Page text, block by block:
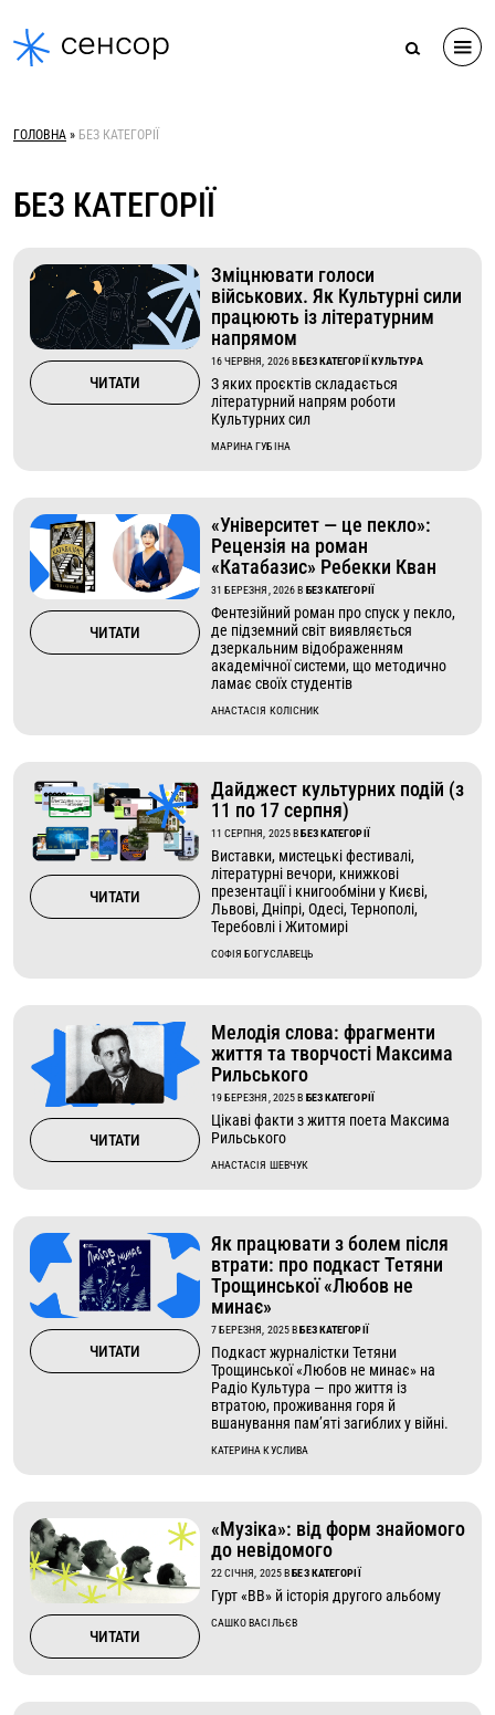
to
content
ГОЛОВНА » БЕЗ КАТЕГОРІЇ
БЕЗ КАТЕГОРІЇ
ЧИТАТИ
Зміцнювати голоси
військових. Як Культурні сили
працюють із літературним
напрямом
16 ЧЕРВНЯ, 2026ВБЕЗ КАТЕГОРІЇ КУЛЬТУРА
З яких проєктів складається
літературний напрям роботи
Культурних сил
МАРИНА ГУБІНА
ЧИТАТИ
«Університет — це пекло»:
Рецензія на роман
«Катабазис» Ребекки Кван
31 БЕРЕЗНЯ, 2026В БЕЗ КАТЕГОРІЇ
Фентезійний роман про спуск у пекло,
де підземний світ виявляється
дзеркальним відображенням
академічної системи, що методично
ламає своїх студентів
АНАСТАСІЯ КОЛІСНИК
ЧИТАТИ
Дайджест культурних подій (з
11 по 17 серпня)
11 СЕРПНЯ, 2025ВБЕЗ КАТЕГОРІЇ
Виставки, мистецькі фестивалі,
літературні вечори, книжкові
презентації і книгообміни у Києві,
Львові, Дніпрі, Одесі, Тернополі,
Теребовлі і Житомирі
СОФІЯ БОГУСЛАВЕЦЬ
ЧИТАТИ
Мелодія слова: фрагменти
життя та творчості Максима
Рильського
19 БЕРЕЗНЯ, 2025В БЕЗ КАТЕГОРІЇ
Цікаві факти з життя поета Максима
Рильського
АНАСТАСІЯ ШЕВЧУК
ЧИТАТИ
Як працювати з болем після
втрати: про подкаст Тетяни
Трощинської «Любов не
минає»
7 БЕРЕЗНЯ, 2025ВБЕЗ КАТЕГОРІЇ
Подкаст журналістки Тетяни
Трощинської «Любов не минає» на
Радіо Культура — про життя із
втратою, проживання горя й
вшанування пам’яті загиблих у війні.
КАТЕРИНА КУСЛИВА
ЧИТАТИ
«Музіка»: від форм знайомого
до невідомого
22 СІЧНЯ, 2025ВБЕЗ КАТЕГОРІЇ
Гурт «ВВ» й історія другого альбому
САШКО ВАСІЛЬЄВ